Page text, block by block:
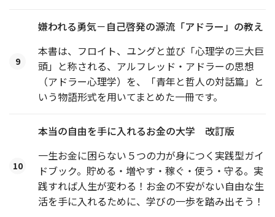
9
嫌われる勇気－自己啓発の源流「アドラー」の教え
本書は、フロイト、ユングと並び「心理学の三大巨
頭」と称される、アルフレッド・アドラーの思想
（アドラー心理学）を、「青年と哲人の対話篇」と
いう物語形式を用いてまとめた一冊です。
10
本当の自由を手に入れるお金の大学 改訂版
一生お金に困らない５つの力が身につく実践型ガイ
ドブック。貯める・増やす・稼ぐ・使う・守る。実
践すれば人生が変わる！お金の不安がない自由な生
活を手に入れるために、学びの一歩を踏み出そう！